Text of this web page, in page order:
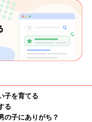
子を育てる
る
の子にありがち？